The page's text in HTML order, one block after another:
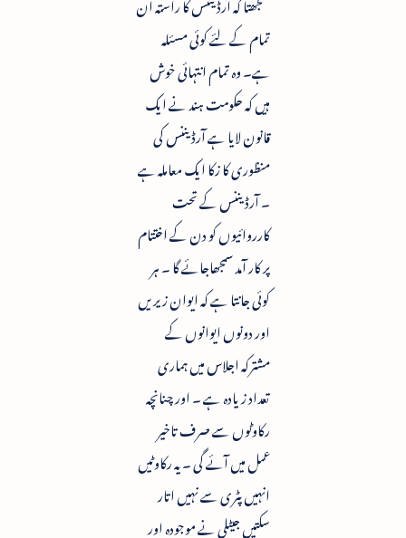
تمام کے لئے کوئی مسئلہ
ہے۔ وہ تمام انتہائی خوش
ہیں کہ حکومت ہند نے ایک
قانون لایا ہے آرڈیننس کی
منظوری کا زکا ایک معاملہ ہے
۔ آرڈیننس کے تحت
کارروائیوں کو دن کے اختتام
پر کار آمد سمجھاجائے گا ۔ ہر
کوئی جانتا ہے کہ ایوان زیریں
اور دونوں ایوانوں کے
مشترکہ اجلاس میں ہماری
تعداد زیادہ ہے ۔ اور چنانچہ
رکاوٹوں سے صرف تاخیر
عمل میں آئے گی ۔ یہ رکاوٹیں
انہیں پٹری سے نہیں اتار
سکتیں جیٹلی نے موجودہ اور